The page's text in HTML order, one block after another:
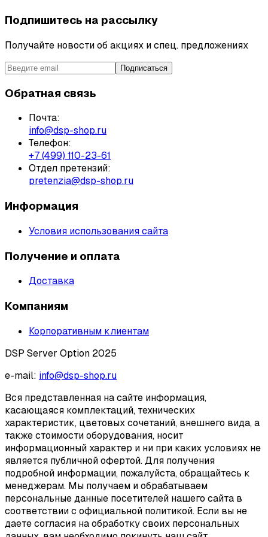
Подпишитесь на рассылку
Получайте новости об акциях и спец. предложениях
Подписаться
Обратная связь
Почта:
info@dsp-shop.ru
Телефон:
+7 (499) 110-23-61
Отдел претензий:
pretenzia@dsp-shop.ru
Информация
Условия использования сайта
Получение и оплата
Доставка
Компаниям
Корпоративным клиентам
DSP Server Option 2025
e-mail: info@dsp-shop.ru
Вся представленная на сайте информация,
касающаяся комплектаций, технических
характеристик, цветовых сочетаний, внешнего вида, а
также стоимости оборудования, носит
информационный характер и ни при каких условиях не
является публичной офертой. Для получения
подробной информации, пожалуйста, обращайтесь к
менеджерам. Мы получаем и обрабатываем
персональные данные посетителей нашего сайта в
соответствии с официальной политикой. Если вы не
даете согласия на обработку своих персональных